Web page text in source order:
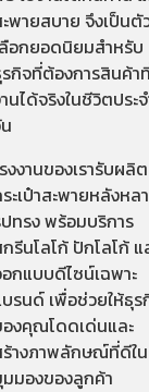
พายสบาย จึงเป็นตั
อกยอดนิยมสำหรับ
กิจที่ต้องการสินค้า
นได้จริงในชีวิตประ
งงานของเรารับผลิต
ะเป๋าสะพายหลังหล
ทรง พร้อมบริการ
รีนโลโก้ ปักโลโก้ แ
กแบบดีไซน์เฉพาะ
รนด์ เพื่อช่วยให้ธุร
งคุณโดดเด่นและ
างภาพลักษณ์ที่ดีใน
มองของลูกค้า